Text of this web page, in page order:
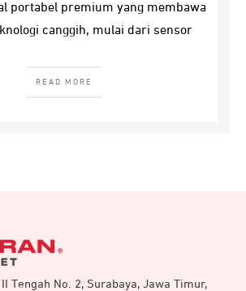
portabel premium yang membawa
canggih, mulai dari sensor
READ MORE
Tengah No. 2, Surabaya, Jawa Timur,